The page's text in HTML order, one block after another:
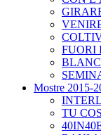
FUORI
Mostre 2015-
TU